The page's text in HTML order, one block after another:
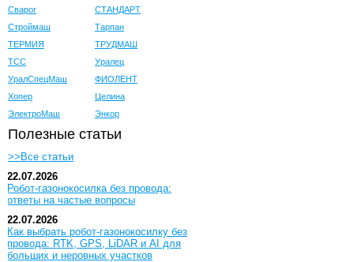
Сварог
СТАНДАРТ
Строймаш
Тарпан
ТЕРМИЯ
ТРУДМАШ
ТСС
Уралец
УралСпецМаш
ФИОЛЕНТ
Хопер
Целина
ЭлектроМаш
Энкор
Полезные статьи
>>Все статьи
22.07.2026
Робот-газонокосилка без провода:
ответы на частые вопросы
22.07.2026
Как выбрать робот-газонокосилку без
провода: RTK, GPS, LiDAR и AI для
больших и неровных участков